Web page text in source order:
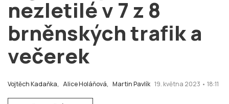
login PŘIHLÁSIT SE
Zapomněli jste heslo?
nezletilé v 7 z 8
brněnských trafik a
večerek
Vojtěch Kadaňka, Alice Holáňová, Martin Pavlík 19. května 2023 • 18:11